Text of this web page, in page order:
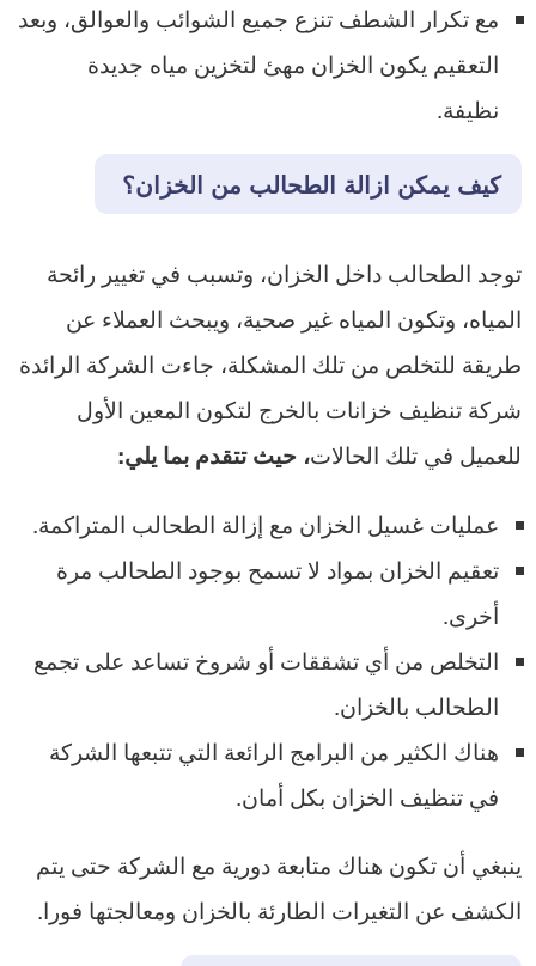
مع تكرار الشطف تنزع جميع الشوائب والعوالق، وبعد
التعقيم يكون الخزان مهئ لتخزين مياه جديدة
نظيفة.
كيف يمكن ازالة الطحالب من الخزان؟
توجد الطحالب داخل الخزان، وتسبب في تغيير رائحة
المياه، وتكون المياه غير صحية، ويبحث العملاء عن
طريقة للتخلص من تلك المشكلة، جاءت الشركة الرائدة
شركة تنظيف خزانات بالخرج لتكون المعين الأول
للعميل في تلك الحالات، حيث تتقدم بما يلي:
عمليات غسيل الخزان مع إزالة الطحالب المتراكمة.
تعقيم الخزان بمواد لا تسمح بوجود الطحالب مرة
أخرى.
التخلص من أي تشققات أو شروخ تساعد على تجمع
الطحالب بالخزان.
هناك الكثير من البرامج الرائعة التي تتبعها الشركة
في تنظيف الخزان بكل أمان.
ينبغي أن تكون هناك متابعة دورية مع الشركة حتى يتم
الكشف عن التغيرات الطارئة بالخزان ومعالجتها فورا.